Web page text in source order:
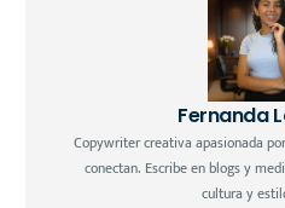
Fernanda
Copywriter creativa apasionada
conectan. Escribe en blogs y
cultura y